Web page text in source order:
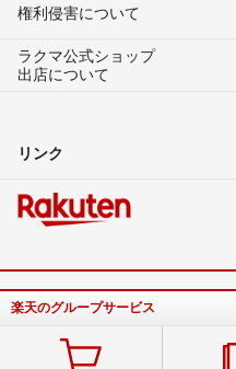
権利侵害について
ラクマ公式ショップ
出店について
リンク
楽天のグループサービス